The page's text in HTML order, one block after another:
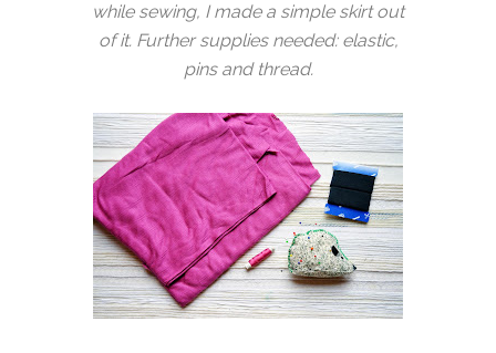
while sewing, I made a simple skirt out
of it. Further supplies needed: elastic,
pins and thread.